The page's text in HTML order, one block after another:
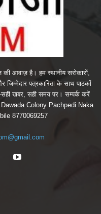
आवाज़ है। हम स्थानीय सरोकारों,
जिम्मेदार पत्रकारिता के साथ पाठकों
खबर, सही समय पर। सम्पर्क करें
Colony Pachpedi Naka
8770069257